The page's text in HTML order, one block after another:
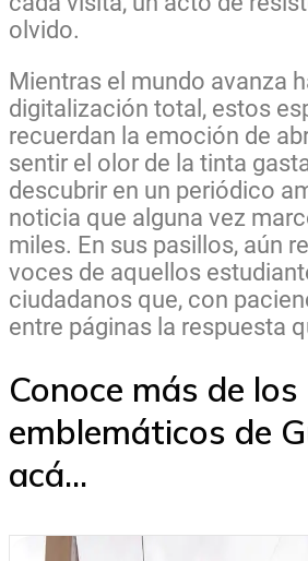
olvido.
Mientras el mundo avanza
digitalización total, estos
recuerdan la emoción de
sentir el olor de la tinta
descubrir en un periódico
noticia que alguna vez
miles. En sus pasillos, aún
voces de aquellos
ciudadanos que, con
entre páginas la respuesta
Conoce más de
emblemáticos de
acá...